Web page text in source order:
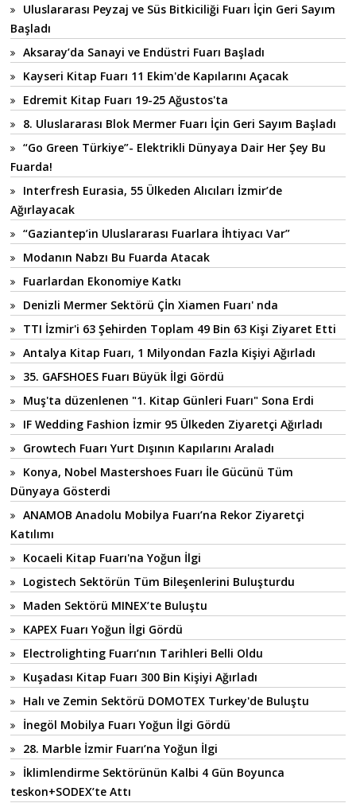
Uluslararası Peyzaj ve Süs Bitkiciliği Fuarı İçin Geri Sayım
Başladı
Aksaray’da Sanayi ve Endüstri Fuarı Başladı
Kayseri Kitap Fuarı 11 Ekim'de Kapılarını Açacak
Edremit Kitap Fuarı 19-25 Ağustos'ta
8. Uluslararası Blok Mermer Fuarı İçin Geri Sayım Başladı
“Go Green Türkiye”- Elektrikli Dünyaya Dair Her Şey Bu
Fuarda!
Interfresh Eurasia, 55 Ülkeden Alıcıları İzmir’de
Ağırlayacak
“Gaziantep’in Uluslararası Fuarlara İhtiyacı Var”
Modanın Nabzı Bu Fuarda Atacak
Fuarlardan Ekonomiye Katkı
Denizli Mermer Sektörü Çİn Xiamen Fuarı' nda
TTI İzmir'i 63 Şehirden Toplam 49 Bin 63 Kişi Ziyaret Etti
Antalya Kitap Fuarı, 1 Milyondan Fazla Kişiyi Ağırladı
35. GAFSHOES Fuarı Büyük İlgi Gördü
Muş'ta düzenlenen "1. Kitap Günleri Fuarı" Sona Erdi
IF Wedding Fashion İzmir 95 Ülkeden Ziyaretçi Ağırladı
Growtech Fuarı Yurt Dışının Kapılarını Araladı
Konya, Nobel Mastershoes Fuarı İle Gücünü Tüm
Dünyaya Gösterdi
ANAMOB Anadolu Mobilya Fuarı’na Rekor Ziyaretçi
Katılımı
Kocaeli Kitap Fuarı'na Yoğun İlgi
Logistech Sektörün Tüm Bileşenlerini Buluşturdu
Maden Sektörü MINEX’te Buluştu
KAPEX Fuarı Yoğun İlgi Gördü
Electrolighting Fuarı’nın Tarihleri Belli Oldu
Kuşadası Kitap Fuarı 300 Bin Kişiyi Ağırladı
Halı ve Zemin Sektörü DOMOTEX Turkey'de Buluştu
İnegöl Mobilya Fuarı Yoğun İlgi Gördü
28. Marble İzmir Fuarı’na Yoğun İlgi
İklimlendirme Sektörünün Kalbi 4 Gün Boyunca
teskon+SODEX’te Attı